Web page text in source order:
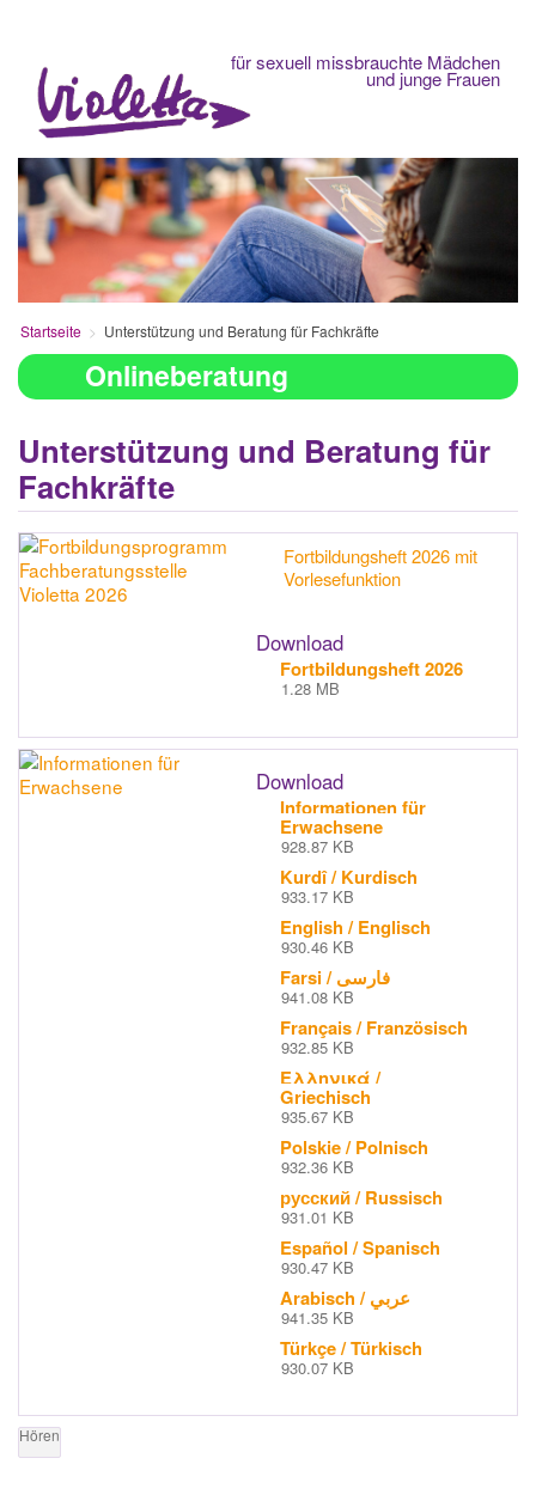
für sexuell missbrauchte Mädchen
und junge Frauen
Startseite Unterstützung und Beratung für Fachkräfte
Onlineberatung
Unterstützung und Beratung für
Fachkräfte
Fortbildungsheft 2026 mit
Vorlesefunktion
Download
Fortbildungsheft 2026
1.28 MB
Download
Informationen für
Erwachsene
928.87 KB
Kurdî / Kurdisch
933.17 KB
English / Englisch
930.46 KB
Farsi / فارسی
941.08 KB
Français / Französisch
932.85 KB
Ελληνικά /
Griechisch
935.67 KB
Polskie / Polnisch
932.36 KB
русский / Russisch
931.01 KB
Español / Spanisch
930.47 KB
Arabisch / عربي
941.35 KB
Türkçe / Türkisch
930.07 KB
Hören